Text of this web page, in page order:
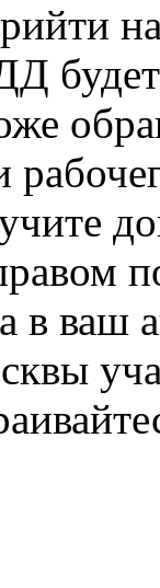
на
в ваш